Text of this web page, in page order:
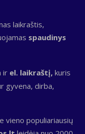
laikraštis,
spaudinys
ir el. laikraštį, kuris
gyvena, dirba,
vieno populiariausių